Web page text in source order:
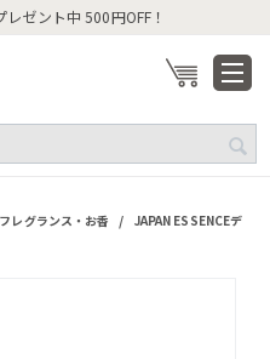
ゼント中 500円OFF！
フレグランス・お香 / JAPAN ESSENCEデ